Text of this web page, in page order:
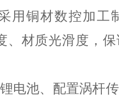
用铜材数控加工
、材质光滑度，
电池、配置涡杆